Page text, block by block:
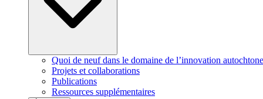
Quoi de neuf dans le domaine de l’innovation
Projets et collaborations
Publications
Ressources supplémentaires